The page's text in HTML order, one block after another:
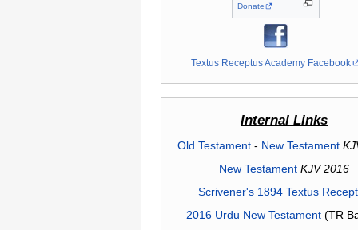
Donate
Textus Receptus Academy Facebook
Internal Links
Old Testament- New Testament
New Testament KJV 2016
Scrivener's 1894 Textus
2016 Urdu New Testament(TR